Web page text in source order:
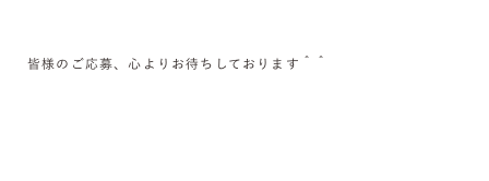
皆様のご応募、心よりお待ちしております＾＾